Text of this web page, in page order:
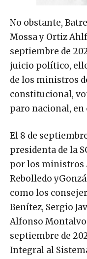
No obstante,
Mossa y Ortiz
septiembre de
juicio político,
de los ministros
constitucional,
paro nacional,
El 8 de
presidenta de la
por los ministros
Rebolledo
como los
Benítez, Sergio
Alfonso
septiembre de
Integral al